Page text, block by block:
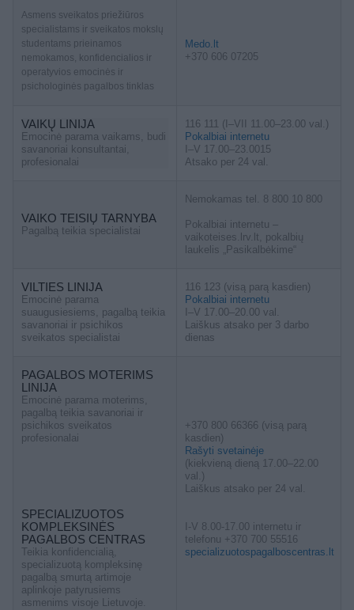
Asmens sveikatos priežiūros
specialistams ir sveikatos mokslų
studentams prieinamos
nemokamos, konfidencialios ir
operatyvios emocinės ir
psichologinės pagalbos tinklas
Medo.lt
+370 606 07205
VAIKŲ LINIJA
Emocinė parama vaikams, budi
savanoriai konsultantai,
profesionalai
116 111 (I–VII 11.00–23.00 val.)
Pokalbiai internetu
I–V 17.00–23.0015
Atsako per 24 val.
VAIKO TEISIŲ TARNYBA
Pagalbą teikia specialistai
Nemokamas tel. 8 800 10 800
Pokalbiai internetu –
vaikoteises.lrv.lt, pokalbių
laukelis „Pasikalbėkime“
VILTIES LINIJA
Emocinė parama
suaugusiesiems, pagalbą teikia
savanoriai ir psichikos
sveikatos specialistai
116 123 (visą parą kasdien)
Pokalbiai internetu
I–V 17.00–20.00 val.
Laiškus atsako per 3 darbo
dienas
PAGALBOS MOTERIMS
LINIJA
Emocinė parama moterims,
pagalbą teikia savanoriai ir
psichikos sveikatos
profesionalai
SPECIALIZUOTOS
KOMPLEKSINĖS
PAGALBOS CENTRAS
Teikia konfidencialią,
specializuotą kompleksinę
pagalbą smurtą artimoje
aplinkoje patyrusiems
asmenims visoje Lietuvoje.
+370 800 66366 (visą parą
kasdien)
Rašyti svetainėje
(kiekvieną dieną 17.00–22.00
val.)
Laiškus atsako per 24 val.
I-V 8.00-17.00 internetu ir
telefonu +370 700 55516
specializuotospagalboscentras.lt